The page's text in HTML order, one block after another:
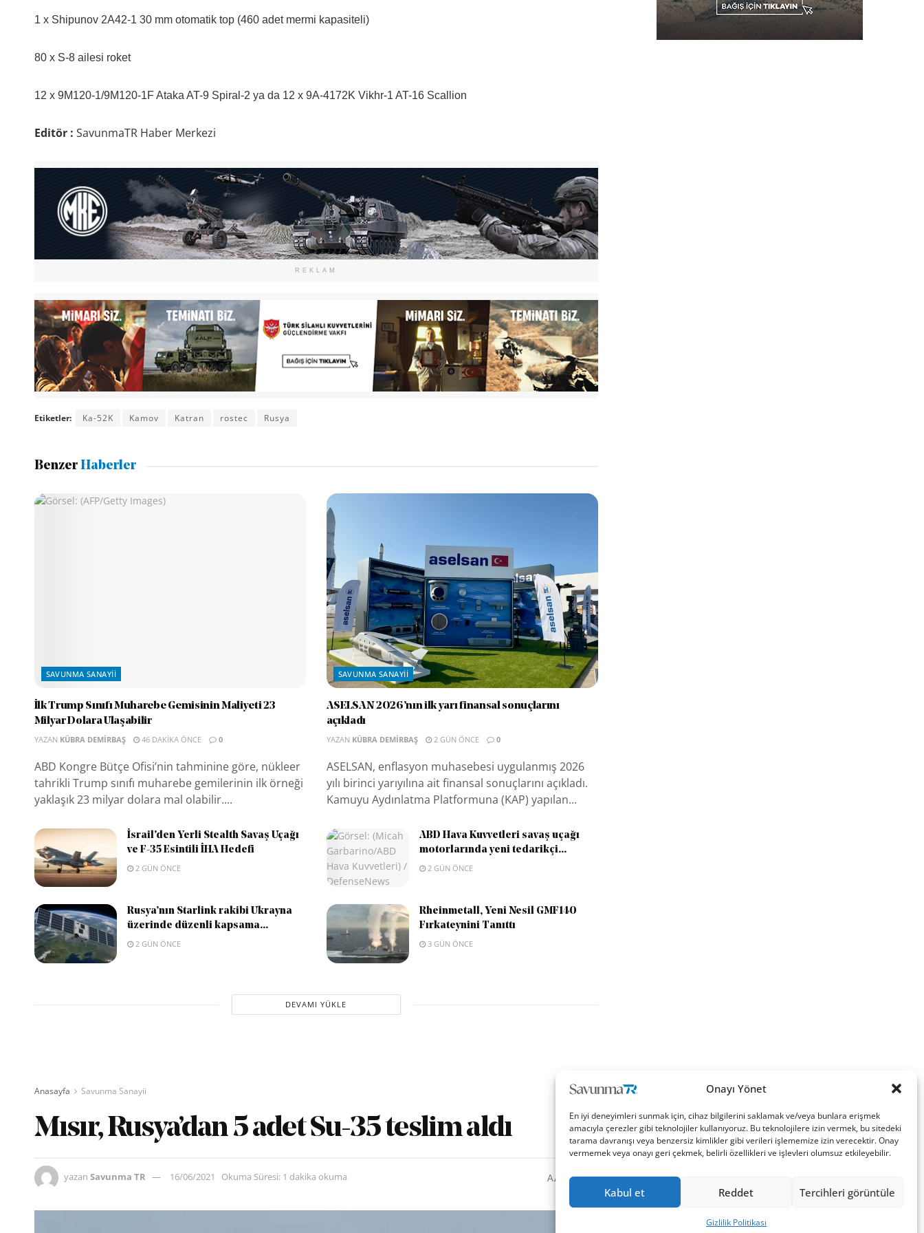
Onayı Yönet
En iyi deneyimleri sunmak için, cihaz bilgilerini saklamak ve/veya bunlara erişmek
amacıyla çerezler gibi teknolojiler kullanıyoruz. Bu teknolojilere izin vermek, bu sitedeki
tarama davranışı veya benzersiz kimlikler gibi verileri işlememize izin verecektir. Onay
vermemek veya onayı geri çekmek, belirli özellikleri ve işlevleri olumsuz etkileyebilir.
Kabul et Reddet Tercihleri görüntüle
Gizlilik Politikası
1 x Shipunov 2A42-1 30 mm otomatik top (460 adet mermi kapasiteli)
80 x S-8 ailesi roket
12 x 9M120-1/9M120-1F Ataka AT-9 Spiral-2 ya da 12 x 9A-4172K Vikhr-1 AT-16 Scallion
Editör : SavunmaTR Haber Merkezi
REKLAM
Etiketler: Ka-52K Kamov Katran rostec Rusya
BenzerHaberler
SAVUNMA SANAYII
İlk Trump Sınıfı Muharebe Gemisinin Maliyeti 23
Milyar Dolara Ulaşabilir
YAZAN KÜBRA DEMIRBAŞ 46 DAKIKA ÖNCE 0
ABD Kongre Bütçe Ofisi’nin tahminine göre, nükleer
tahrikli Trump sınıfı muharebe gemilerinin ilk örneği
yaklaşık 23 milyar dolara mal olabilir....
SAVUNMA SANAYII
ASELSAN 2026’nın ilk yarı finansal sonuçlarını
açıkladı
YAZAN KÜBRA DEMIRBAŞ 2 GÜN ÖNCE 0
ASELSAN, enflasyon muhasebesi uygulanmış 2026
yılı birinci yarıyılına ait finansal sonuçlarını açıkladı.
Kamuyu Aydınlatma Platformuna (KAP) yapılan...
İsrail’den Yerli Stealth Savaş Uçağı
ve F-35 Esintili İHA Hedefi
2 GÜN ÖNCE
ABD Hava Kuvvetleri savaş uçağı
motorlarında yeni tedarikçi...
2 GÜN ÖNCE
Rusya’nın Starlink rakibi Ukrayna
üzerinde düzenli kapsama...
2 GÜN ÖNCE
Rheinmetall, Yeni Nesil GMF140
Fırkateynini Tanıttı
3 GÜN ÖNCE
DEVAMI YÜKLE
Anasayfa Savunma Sanayii
Mısır, Rusya’dan 5 adet Su-35 teslim aldı
yazan Savunma TR 16/06/2021 Okuma Süresi: 1 dakika okuma AA 0